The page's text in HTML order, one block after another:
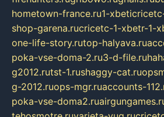
hometown-france.ru1-
shop-garena.rucricetc-1-xbetr-1-
one-life-story.rutop-halyava.ru
poka-vse-doma-2.ru3-d-file.ru
g2012.rutst-1.rushaggy-cat.ru
g-2012.ruops-mgr.ruaccounts-
poka-vse-doma2.ru